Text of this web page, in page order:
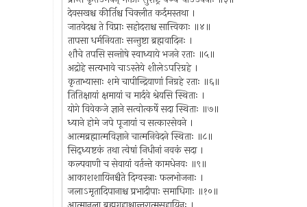
देवसखश्च कीर्तिश्च चिक्लीत कर्दमस्तथा ।
जातवेदश्च ते विप्राः सहोदराश्च सात्त्विकाः ॥४॥
तापसा धर्मनियताः सन्तुष्टा ब्रह्मवादिनः ।
शौचे तपसि सन्तोषे स्वाध्याये भजने रताः ॥५॥
अद्रोहे सत्यभावे चाऽस्तेये शीलेऽपरिग्रहे ।
कृताभ्यासाः शमे चापीन्द्रियाणां निग्रहे रताः ॥६॥
तितिक्षायां क्षमायां च मार्दवे श्रेयसि स्थिताः ।
योगे विवेकजे ज्ञाने सत्वोत्कर्षे सदा स्थिताः ॥७॥
ध्याने होमे जपे पूजायां च सत्कारसेवने ।
आत्मब्रह्मात्मविज्ञाने चात्मनिवेदने स्थिताः ॥८॥
सिद्ध्यष्टकं तथा त्वेषां निधीनां नवकं सदा ।
कल्पवाणी च सेवायां वर्तन्ते कामधेनवः ॥९॥
आकाशशायिनश्चैते दिग्वस्त्राः फलभोजनाः ।
जलाऽमृतादिपानाश्च प्रभादीपाः समाधिगाः ॥१०॥